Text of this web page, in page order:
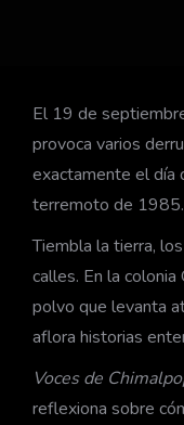
El 19 de
provoca varios
exactamente el día
terremoto de 1985.
Tiembla la tierra,
calles. En la
polvo que levanta
aflora historias
Voces de
reflexiona sobre